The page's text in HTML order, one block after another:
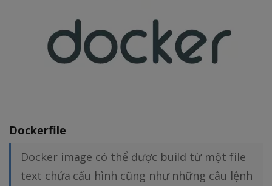
Dockerfile
Docker image có thể được build từ một file
text chứa cấu hình cũng như những câu lệnh